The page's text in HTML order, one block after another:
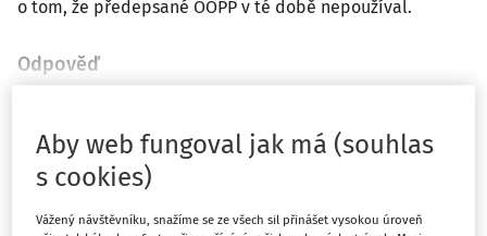
o tom, že předepsané OOPP v té době nepoužíval.
Odpověď
Máte předplatné? Přihlaste se
Aby web fungoval jak má (souhlas
s cookies)
Vážený návštěvníku, snažíme se ze všech sil přinášet vysokou úroveň